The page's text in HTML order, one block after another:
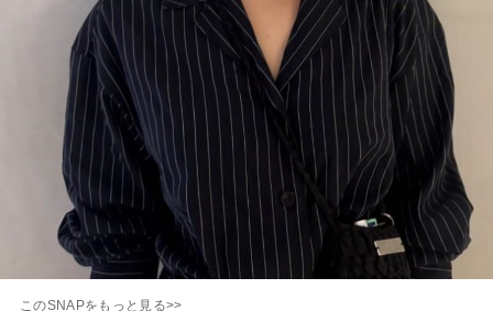
このSNAPをもっと見る>>